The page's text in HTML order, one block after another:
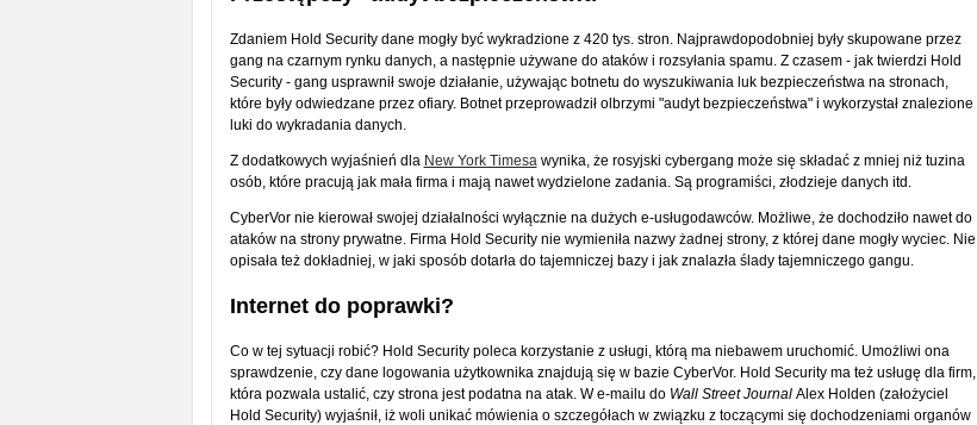
Zdaniem Hold Security dane mogły być wykradzione z 420 tys. stron. Najprawdopodobniej były skupowane przez
gang na czarnym rynku danych, a następnie używane do ataków i rozsyłania spamu. Z czasem - jak twierdzi Hold
Security - gang usprawnił swoje działanie, używając botnetu do wyszukiwania luk bezpieczeństwa na stronach,
które były odwiedzane przez ofiary. Botnet przeprowadził olbrzymi "audyt bezpieczeństwa" i wykorzystał znalezione
luki do wykradania danych.
Z dodatkowych wyjaśnień dla New York Timesawynika, że rosyjski cybergang może się składać z mniej niż tuzina
osób, które pracują jak mała firma i mają nawet wydzielone zadania. Są programiści, złodzieje danych itd.
CyberVor nie kierował swojej działalności wyłącznie na dużych e-usługodawców. Możliwe, że dochodziło nawet do
ataków na strony prywatne. Firma Hold Security nie wymieniła nazwy żadnej strony, z której dane mogły wyciec. Nie
opisała też dokładniej, w jaki sposób dotarła do tajemniczej bazy i jak znalazła ślady tajemniczego gangu.
Internet do poprawki?
Co w tej sytuacji robić? Hold Security poleca korzystanie z usługi, którą ma niebawem uruchomić. Umożliwi ona
sprawdzenie, czy dane logowania użytkownika znajdują się w bazie CyberVor. Hold Security ma też usługę dla firm,
która pozwala ustalić, czy strona jest podatna na atak. W e-mailu do Wall Street Journal Alex Holden (założyciel
Hold Security) wyjaśnił, iż woli unikać mówienia o szczegółach w związku z toczącymi się dochodzeniami organów